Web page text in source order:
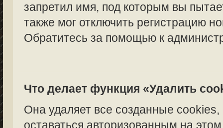
запретил имя, под которым вы
также мог отключить регистрацию
Обратитесь за помощью к
Что делает функция «Удалить
Она удаляет все созданные
оставаться авторизованным на